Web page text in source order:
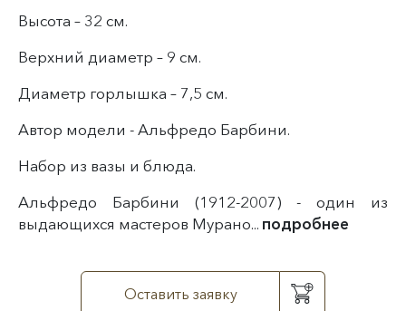
Высота – 32 см.
Верхний диаметр – 9 см.
Диаметр горлышка – 7,5 см.
Автор модели - Альфредо Барбини.
Набор из вазы и блюда.
Альфредо Барбини (1912-2007) - один из
выдающихся мастеров Мурано... подробнее
Оставить заявку